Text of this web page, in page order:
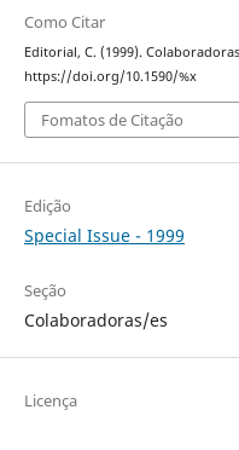
Como Citar
Editorial, C. (1999).
https://doi.org/10.1590/%x
Fomatos de Citação
Edição
Special Issue - 1999
Seção
Colaboradoras/es
Licença